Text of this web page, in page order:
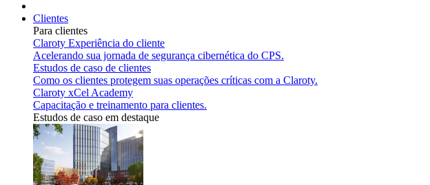
Clientes
Para clientes
Claroty Experiência do cliente
Acelerando sua jornada de segurança cibernética do CPS.
Estudos de caso de clientes
Como os clientes protegem suas operações críticas com a Claroty.
Claroty xCel Academy
Capacitação e treinamento para clientes.
Estudos de caso em destaque